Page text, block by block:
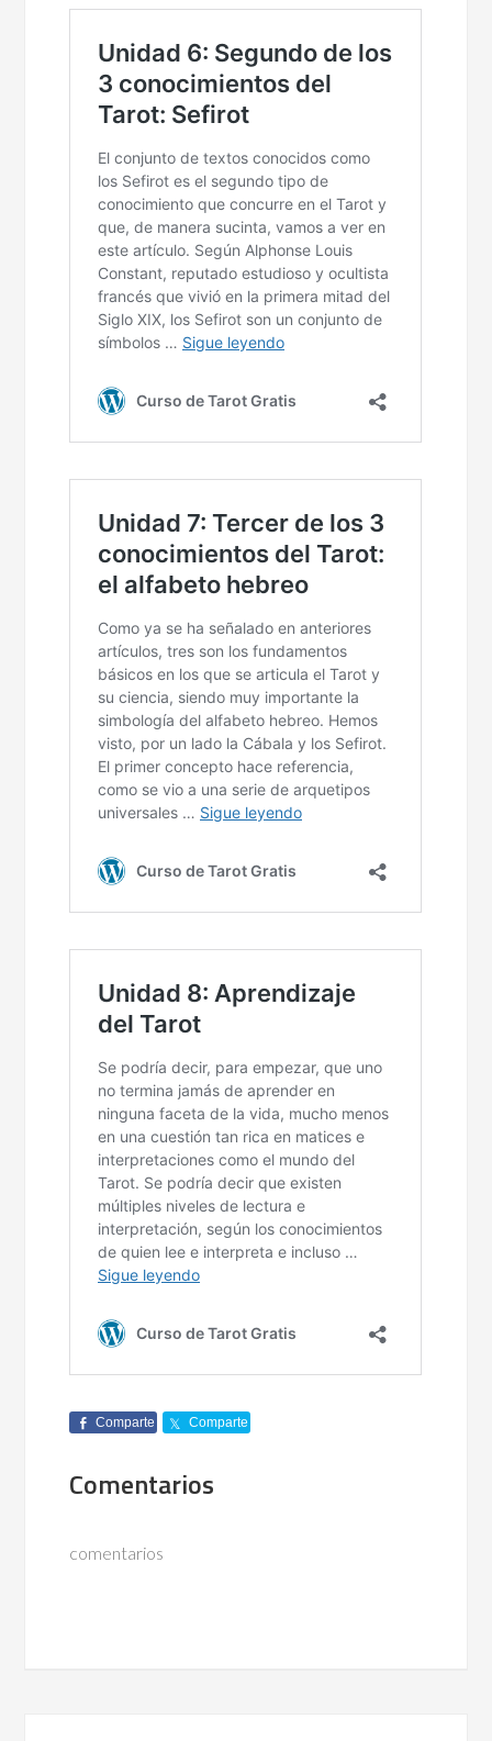
Comparte Comparte
Comentarios
comentarios